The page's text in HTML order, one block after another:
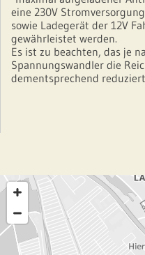
eine 230V
sowie Ladegerät der 12V
gewährleistet werden.
Es ist zu beachten, das je
Spannungswandler die
dementsprechend